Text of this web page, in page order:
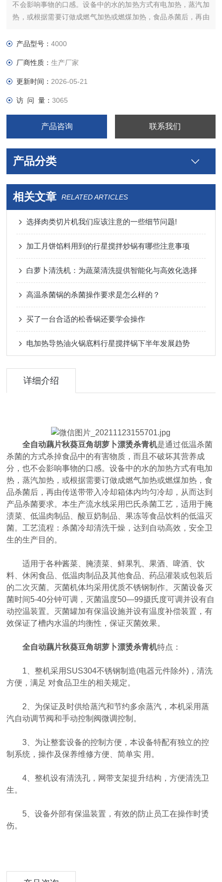
不会影响事物的口感。设备中的水的加热方式有电加热，蒸汽加
热，或根据需要订做成燃气加热或燃煤加热，食品杀菌后，再由
产品型号：4000
厂商性质：生产厂家
更新时间： 2026-05-21
访 问 量：3065
产品咨询 联系我们
产品分类
相关文章 RELATED ARTICLES
选择肉类切片机我们应该注意的一些细节问题!
加工月饼馅料用到的行星搅拌炒锅有哪些注意事项
白萝卜清洗机：为蔬菜清洗提供智能化与高效化选择
高温杀菌锅的杀菌操作要求是怎么样的？
买了一台合适的松香锅还要学会操作
电加热导热油火锅底料行星搅拌锅下半年发展趋势
详细介绍
全自动藕片秋葵豆角胡萝卜漂烫杀青机是通过低温杀菌
杀菌的方式杀掉食品中的有害物质，而且不破坏其营养成
分，也不会影响事物的口感。设备中的水的加热方式有电加
热，蒸汽加热，或根据需要订做成燃气加热或燃煤加热，食
品杀菌后，再由传送带带入冷却箱体内均匀冷却，从而达到
产品杀菌要求。本生产流水线采用巴氏杀菌工艺，适用于腌
渍菜、低温肉制品、酸豆奶制品、果冻等食品饮料的低温灭
菌。工艺流程：杀菌冷却清洗干燥，达到自动高效，安全卫
生的生产目的。
适用于各种酱菜、腌渍菜、鲜果乳、果酒、啤酒、饮
料、休闲食品、低温肉制品及其他食品、药品灌装或包装后
的二次灭菌。灭菌机体均采用优质不锈钢制作。灭菌设备灭
菌时间5-40分钟可调，灭菌温度50—99摄氏度可调并设有自
动控温装置。灭菌罐加有保温设施并设有温度补偿装置，有
效保证了槽内水温的均衡性，保证灭菌效果。
全自动藕片秋葵豆角胡萝卜漂烫杀青机特点：
1、整机采用SUS304不锈钢制造(电器元件除外)，清洗
方便，满足 对食品卫生的相关规定。
2、为保证及时供给蒸汽和节约多余蒸汽，本机采用蒸
汽自动调节阀和手动控制阀微调控制。
3、为让整套设备的控制方便，本设备特配有独立的控
制系统，操作及保养维修方便、简单实 用。
4、整机设有清洗孔，网带支架提升结构，方便清洗卫
生。
5、设备外部有保温装置，有效的防止员工在操作时烫
伤。